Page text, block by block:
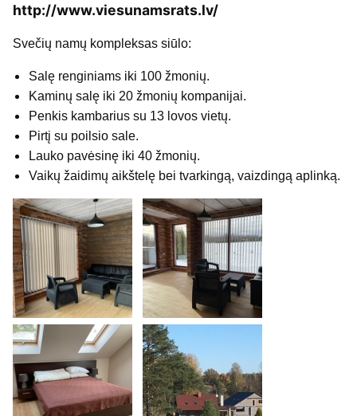
http://www.viesunamsrats.lv/
Svečių namų kompleksas siūlo:
Salę renginiams iki 100 žmonių.
Kaminų salę iki 20 žmonių kompanijai.
Penkis kambarius su 13 lovos vietų.
Pirtį su poilsio sale.
Lauko pavėsinę iki 40 žmonių.
Vaikų žaidimų aikštelę bei tvarkingą, vaizdingą aplinką.